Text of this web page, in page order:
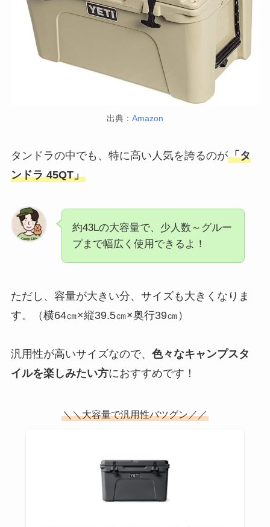
出典： Amazon
タンドラの中でも、特に高い人気を誇るのが「タ
ンドラ 45QT」
約43Lの大容量で、少人数～グルー
プまで幅広く使用できるよ！
ただし、容量が大きい分、サイズも大きくなりま
す。（横64㎝×縦39.5㎝×奥行39㎝）
汎用性が高いサイズなので、 色々なキャンプスタ
イルを楽しみたい方におすすめです！
＼＼大容量で汎用性バツグン／／